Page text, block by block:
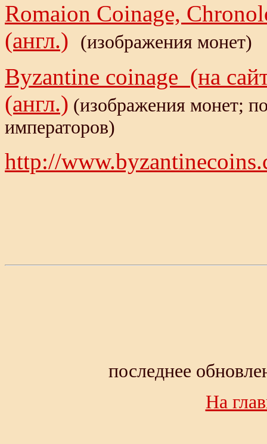
Romaion Coinage,
(англ.)
(изображения монет)
Byzantine coinage (на
(англ.) (изображения монет;
императоров)
http://
последнее
На